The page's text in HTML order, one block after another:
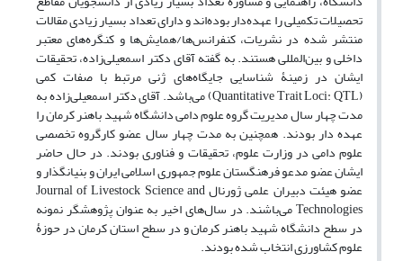
تحصیلات تکمیلی را عهده‌دار بوده‌اند و دارای تعداد بسیار زیادی مقالات
منتشر شده در نشریات، کنفرانس‌ها/همایش‌ها و کنگره‌های معتبر
داخلی و بین‌المللی هستند. به گفته آقای دکتر اسمعیلی‌زاده، تحقیقات
ایشان در زمینۀ شناسایی جایگاه‌های ژنی مرتبط با صفات کمی
(Quantitative Trait Loci: QTL) می‌باشد. آقای دکتر اسمعیلی‌زاده به
مدت چهار سال مدیریت گروه علوم دامی دانشگاه شهید باهنر کرمان را
عهده دار بودند. همچنین به مدت چهار سال عضو کارگروه تخصصی
علوم دامی در وزارت علوم، تحقیقات و فناوری بودند. در حال حاضر
ایشان عضو مدعو فرهنگستان علوم جمهوری اسلامی ایران و بنیانگذار و
عضو هیئت دبیران علمی ژورنال Journal of Livestock Science and
Technologies می‌باشند. در سال‌های اخیر به عنوان پژوهشگر نمونه
در سطح دانشگاه شهید باهنر کرمان و در سطح استان کرمان در حوزۀ
علوم کشاورزی انتخاب شده بودند.